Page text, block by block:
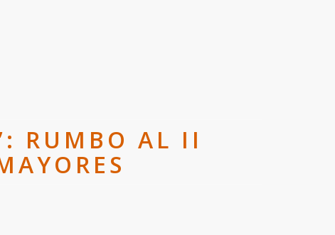
RUMBO AL II